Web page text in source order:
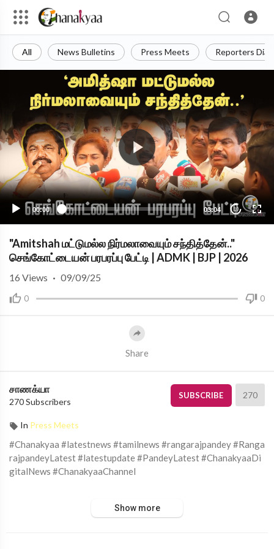
All News Bulletins Press Meets Reporters
00:00 03:04 10
"Amitshah மட்டுமல்ல நிர்மலாவையும் சந்தித்தேன்.."
செங்கோட்டையன் பரபரப்பு பேட்டி | ADMK | BJP | 2026
0 0
16 Views · 09/09/25
Share
சாணக்யா
270 Subscribers
SUBSCRIBE 270
In Press Meets
#Chanakyaa #latestnews #tamilnews #rangarajpandey #Ranga
rajpandeyLatest #latestupdate #PandeyLatest #ChanakyaaDi
gitalNews #ChanakyaaChannel
Show more